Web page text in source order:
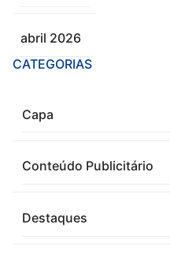
abril 2026
CATEGORIAS
Capa
Conteúdo Publicitário
Destaques